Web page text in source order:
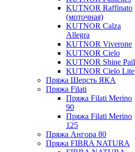
KUTNOR Raffinato
(моточная)
KUTNOR Calza
Allegra
KUTNOR Viverone
KUTNOR Cielo
KUTNOR Shine Pail
KUTNOR Cielo Lite
Пряжа Шерсть ЯКА
Пряжа Filati
Пряжа Filati Merino
90
Пряжа Filati Merino
125
Пряжа Ангора 80
Пряжа FIBRA NATURA